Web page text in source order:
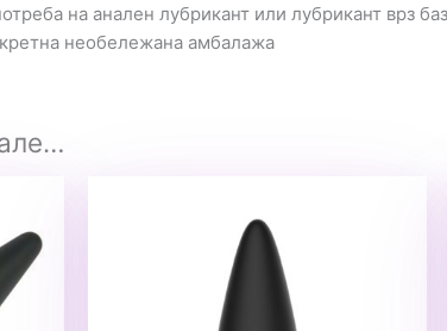
на анален лубрикант или лубрикант врз
необележана амбалажа